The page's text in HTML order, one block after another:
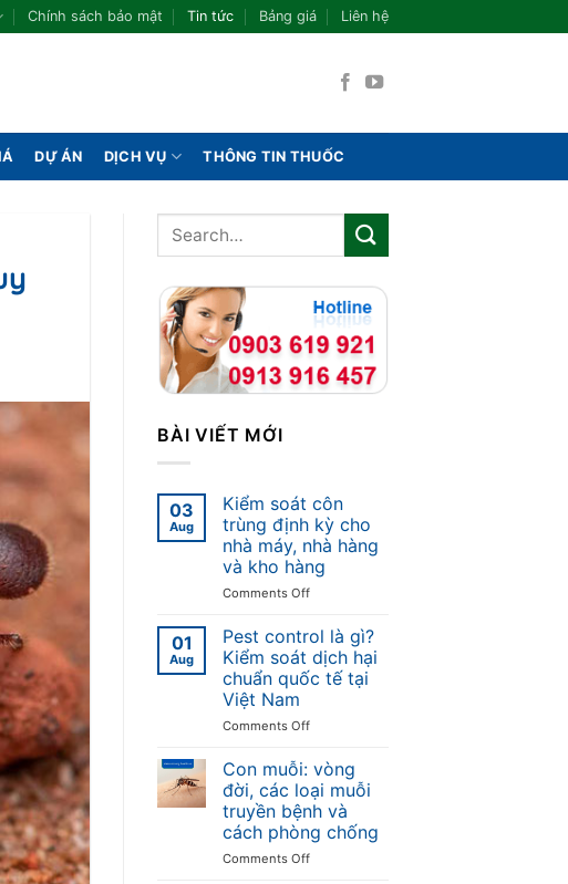
Chính sách bảo mật Tin tức Bảng giá Liên hệ
DỰ ÁN DỊCH VỤ THÔNG TIN THUỐC
BÀI VIẾT MỚI
03
Aug
Kiểm soát côn
trùng định kỳ cho
nhà máy, nhà hàng
và kho hàng
Comments Offon
soát
côn
trùng
định
cho
máy,
nhà
hàng
và
kho
hàng
01
Aug
Pest control là gì?
Kiểm soát dịch hại
chuẩn quốc tế tại
Việt Nam
Comments Offon
control
là
gì?
Kiểm
soát
dịch
Con muỗi: vòng
đời, các loại muỗi
truyền bệnh và
cách phòng chống
Comments Offon